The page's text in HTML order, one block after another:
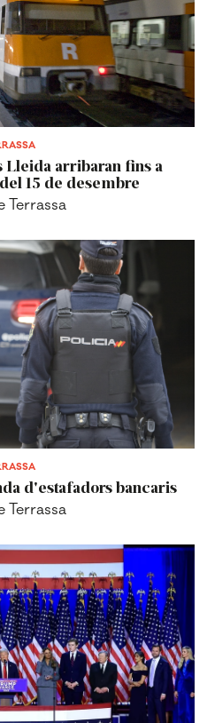
Lleida arribaran fins a
15 de desembre
Terrassa
d'estafadors bancaris
Terrassa